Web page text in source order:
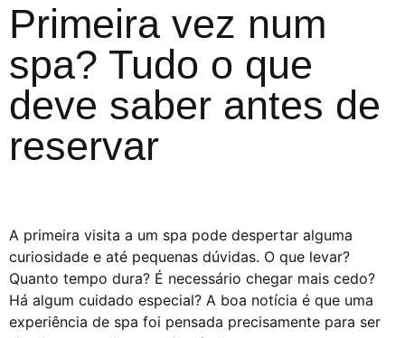
Primeira vez num
spa? Tudo o que
deve saber antes de
reservar
A primeira visita a um spa pode despertar alguma
curiosidade e até pequenas dúvidas. O que levar?
Quanto tempo dura? É necessário chegar mais cedo?
Há algum cuidado especial? A boa notícia é que uma
experiência de spa foi pensada precisamente para ser